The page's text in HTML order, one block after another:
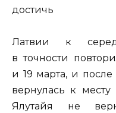
достичь
Латвии к
в точности
и 19 марта, и
вернулась к
Ялутайя не